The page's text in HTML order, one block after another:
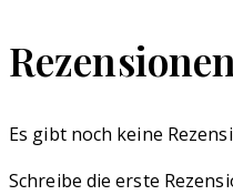
Rezensionen
Es gibt noch keine
Schreibe die erste